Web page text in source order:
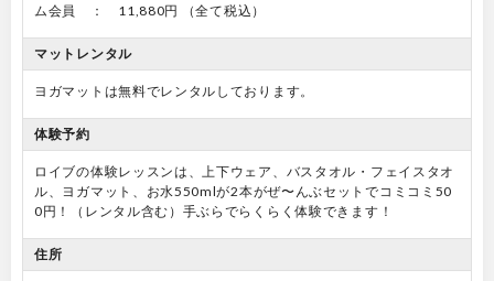
ム会員 ： 11,880円 （全て税込）
マットレンタル
ヨガマットは無料でレンタルしております。
体験予約
ロイブの体験レッスンは、上下ウェア、バスタオル・フェイスタオ
ル、ヨガマット、お水550mlが2本がぜ〜んぶセットでコミコミ50
0円！（レンタル含む）手ぶらでらくらく体験できます！
住所